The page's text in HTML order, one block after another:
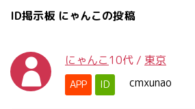
ID掲示板 にゃんこの投稿
にゃんこ10代 / 東京
APP ID cmxunao